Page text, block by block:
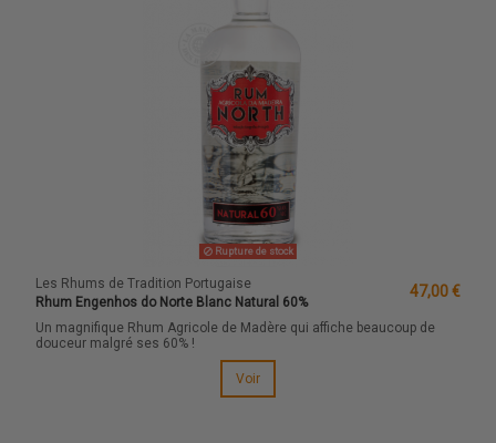
Rupture de stock
Les Rhums de Tradition Portugaise
Rhum Engenhos do Norte Blanc Natural 60%
47,00 €
Un magnifique Rhum Agricole de Madère qui affiche beaucoup de
douceur malgré ses 60% !
Voir